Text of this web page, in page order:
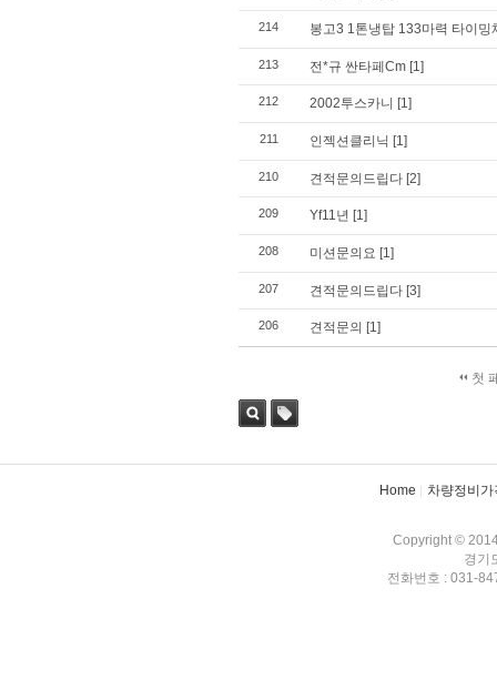
214 봉고3 1톤냉탑 133마력 타이밍
213 전*규 싼타페Cm [1]
212 2002투스카니 [1]
211 인젝션클리닉 [1]
210 견적문의드립다 [2]
209 Yf11년 [1]
208 미션문의요 [1]
207 견적문의드립다 [3]
206 견적문의 [1]
첫
Home 차량정비가
Copyright ©
경기
전화번호 : 031-